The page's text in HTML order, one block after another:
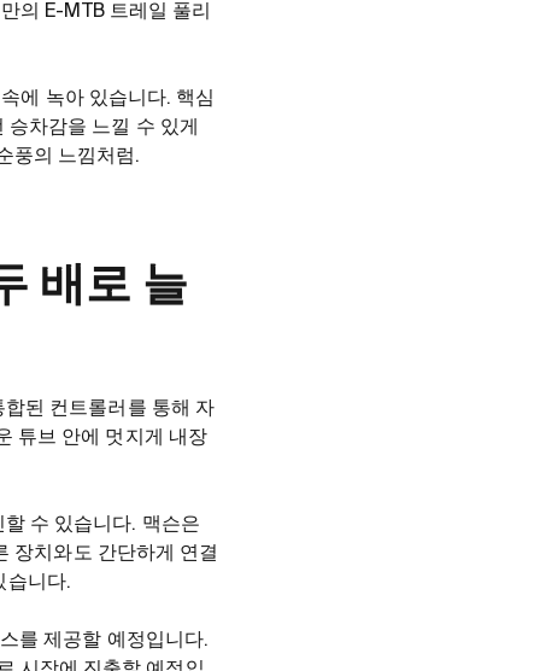
의 E-MTB 트레일 풀리
에 녹아 있습니다. 핵심
차감을 느낄 수 있게
풍의 느낌처럼.
배로 늘
된 컨트롤러를 통해 자
튜브 안에 멋지게 내장
수 있습니다. 맥슨은
장치와도 간단하게 연결
습니다.
를 제공할 예정입니다.